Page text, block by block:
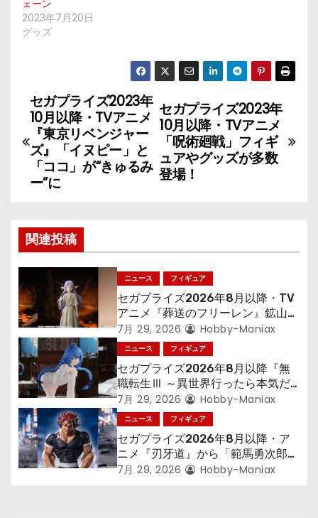
ェーン
2023年7月20日
グッズ
投
稿
ナ
ゲ
ー
シ
ョ
ン
セガプライズ2023年
10月以降・TVアニメ
「呪術廻戦」フィギ
ュアやグッズが多数
登場！
セガプライズ2023年
10月以降・TVアニメ
『東京リベンジャー
ズ』「イヌピー」と
「ココ」が“きゅるみ
ー”に
関連投稿
ニュース フィギュア
セガプライズ2026年8月以降・TV
アニメ『葬送のフリーレン』鉱山で
300年働くことになっっちゃった
「フリーレン」を立体化！
7月 29, 2026 Hobby-Maniax
ニュース フィギュア
セガプライズ2026年8月以降『無
職転生Ⅲ ～異世界行ったら本気だ
す～』から「ロキシー」のフィギュ
アが登場！
7月 29, 2026 Hobby-Maniax
ニュース フィギュア
セガプライズ2026年8月以降・ア
ニメ『刃牙道』から「範馬勇次郎」
が登場ッッ!!
7月 29, 2026 Hobby-Maniax